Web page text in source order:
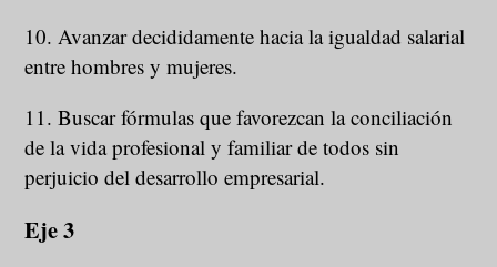
10. Avanzar decididamente hacia la igualdad salarial
entre hombres y mujeres.
11. Buscar fórmulas que favorezcan la conciliación
de la vida profesional y familiar de todos sin
perjuicio del desarrollo empresarial.
Eje 3